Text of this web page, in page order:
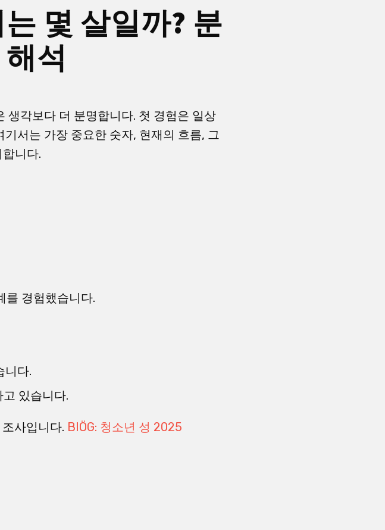
몇 살일까? 분
석
생각보다 더 분명합니다. 첫 경험은 일상
서는 가장 중요한 숫자, 현재의 흐름, 그
니다.
를 경험했습니다.
니다.
있습니다.
사입니다. BIÖG: 청소년 성 2025